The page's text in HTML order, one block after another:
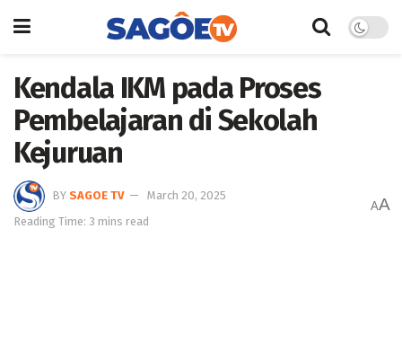
Kendala IKM pada Proses
Pembelajaran di Sekolah
Kejuruan
BY SAGOE TV
March 20, 2025
Reading Time: 3 mins read
AA